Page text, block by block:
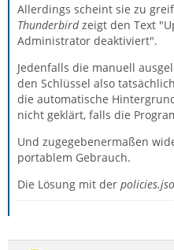
Allerdings scheint sie zu
Thunderbirdzeigt den Text
Administrator deaktiviert".
Jedenfalls die manuell
den Schlüssel also
die automatische
nicht geklärt, falls die
Und zugegebenermaßen
portablem Gebrauch.
Die Lösung mit der